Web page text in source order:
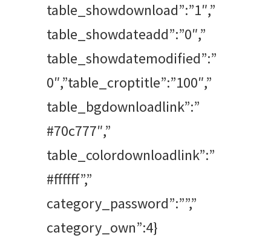
table_showdownload”:”1″,”
table_showdateadd”:”0″,”
table_showdatemodified”:”
0″,”table_croptitle”:”100″,”
table_bgdownloadlink”:”
#70c777″,”
table_colordownloadlink”:”
#ffffff”,”
category_password”:””,”
category_own”:4}